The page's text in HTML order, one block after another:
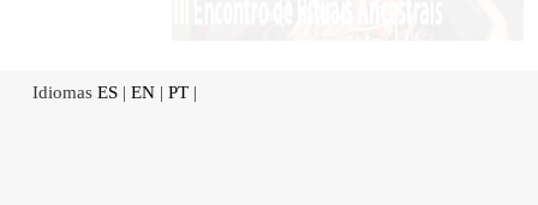
Idiomas ES | EN | PT |